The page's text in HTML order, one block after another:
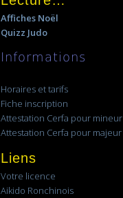
Affiches Noël
Quizz Judo
Informations
Horaires et tarifs
Fiche inscription
Attestation Cerfa pour mineur
Attestation Cerfa pour majeur
Liens
Votre licence
Aikido Ronchinois